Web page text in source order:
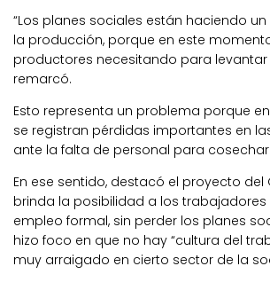
“Los planes sociales están haciendo
la producción, porque en este
productores necesitando para levantar
remarcó.
Esto representa un problema porque
se registran pérdidas importantes en
ante la falta de personal para
En ese sentido, destacó el proyecto del
brinda la posibilidad a los trabajadores
empleo formal, sin perder los planes
hizo foco en que no hay “cultura del
muy arraigado en cierto sector de la